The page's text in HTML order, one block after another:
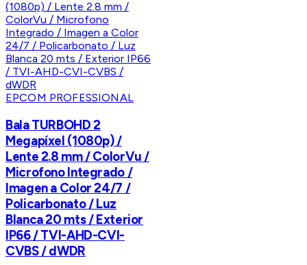
EPCOM PROFESSIONAL
Bala TURBOHD 2
Megapíxel (1080p) /
Lente 2.8 mm / ColorVu /
Microfono Integrado /
Imagen a Color 24/7 /
Policarbonato / Luz
Blanca 20 mts / Exterior
IP66 / TVI-AHD-CVI-
CVBS / dWDR